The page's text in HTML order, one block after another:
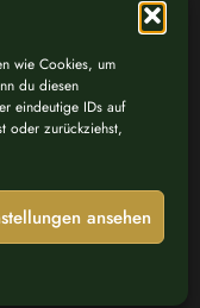
wie Cookies, um
du diesen
eindeutige IDs auf
oder zurückziehst,
ansehen